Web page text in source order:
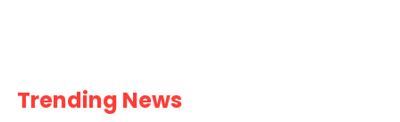
Trending News